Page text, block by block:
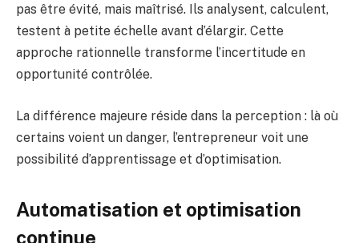
pas être évité, mais maîtrisé. Ils analysent, calculent,
testent à petite échelle avant d’élargir. Cette
approche rationnelle transforme l’incertitude en
opportunité contrôlée.
La différence majeure réside dans la perception : là où
certains voient un danger, l’entrepreneur voit une
possibilité d’apprentissage et d’optimisation.
Automatisation et optimisation
continue